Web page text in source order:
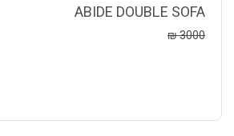
ABIDE DOUBLE SOFA
3000
₪